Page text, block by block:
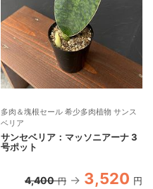
多肉＆塊根セール 希少多肉植物 サンス
ベリア
サンセベリア：マッソニアーナ 3
号ポット
4,400 円 3,520 円